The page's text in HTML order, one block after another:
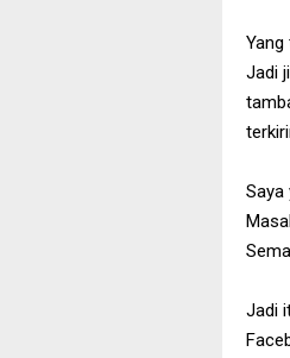
Jadi
Saya
Jadi